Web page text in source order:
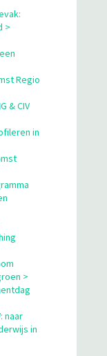
>
Regio
& CIV
in
>
naar
in